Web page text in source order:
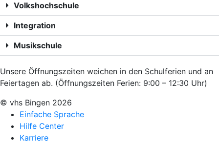
Volkshochschule
Integration
Musikschule
Unsere Öffnungszeiten weichen in den Schulferien und an
Feiertagen ab. (Öffnungszeiten Ferien: 9:00 – 12:30 Uhr)
© vhs Bingen 2026
Einfache Sprache
Hilfe Center
Karriere